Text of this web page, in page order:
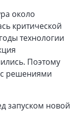
около
критической
технологии
Поэтому
решениями
запуском новой